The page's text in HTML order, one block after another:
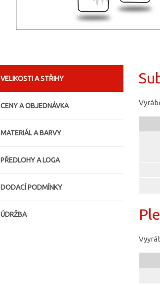
VELIKOSTI A STŘIHY
CENY A OBJEDNÁVKA
MATERIÁL A BARVY
PŘEDLOHY A LOGA
DODACÍ PODMÍNKY
ÚDRŽBA